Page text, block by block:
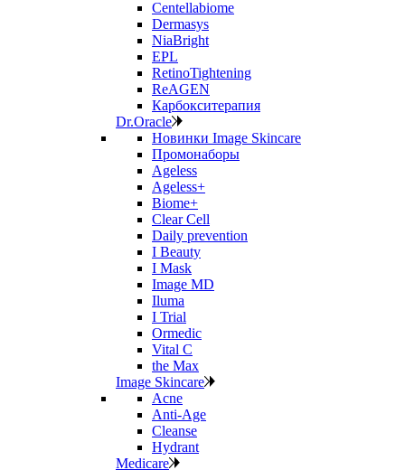
Centellabiome
Dermasys
NiaBright
EPL
RetinoTightening
ReAGEN
Карбокситерапия
Dr.Oracle
Новинки Image Skincare
Промонаборы
Ageless
Ageless+
Biome+
Clear Cell
Daily prevention
I Beauty
I Mask
Image MD
Iluma
I Trial
Ormedic
Vital C
the Max
Image Skincare
Acne
Anti‑Age
Cleanse
Hydrant
Medicare